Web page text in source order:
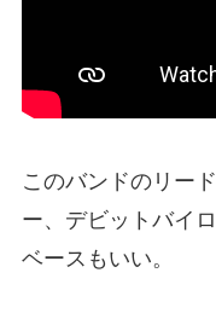
このバンドのリー
ー、デビットバイ
ベースもいい。